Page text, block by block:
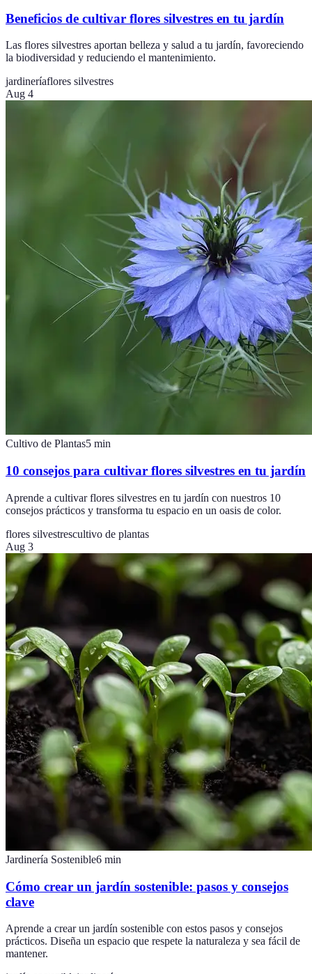
Beneficios de cultivar flores silvestres en tu jardín
Las flores silvestres aportan belleza y salud a tu jardín, favoreciendo
la biodiversidad y reduciendo el mantenimiento.
jardineríaflores silvestres
Aug 4
Cultivo de Plantas5 min
10 consejos para cultivar flores silvestres en tu jardín
Aprende a cultivar flores silvestres en tu jardín con nuestros 10
consejos prácticos y transforma tu espacio en un oasis de color.
flores silvestrescultivo de plantas
Aug 3
Jardinería Sostenible6 min
Cómo crear un jardín sostenible: pasos y consejos
clave
Aprende a crear un jardín sostenible con estos pasos y consejos
prácticos. Diseña un espacio que respete la naturaleza y sea fácil de
mantener.